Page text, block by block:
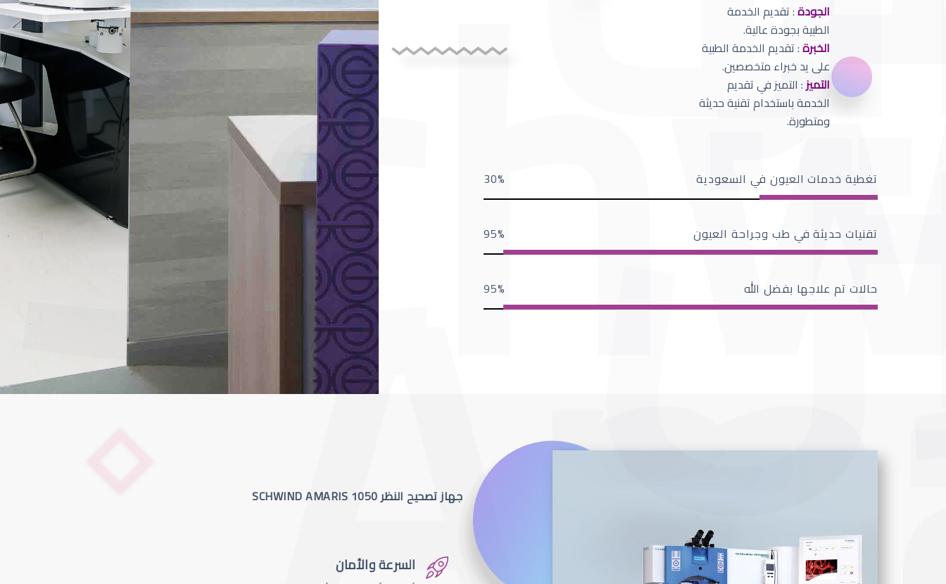
الجودة: تقديم الخدمة
الطبية بجودة عالية.
الخبرة: تقديم الخدمة الطبية
على يد خبراء متخصصين.
التميز: التميز في تقديم
الخدمة باستخدام تقنية حديثة
ومتطورة.
تغطية خدمات العيون في السعودية 30
تقنيات حديثة في طب وجراحة العيون 95
حالات تم علاجها بفضل الله 95
جهاز تصحيح النظر SCHWIND AMARIS 1050
السرعة والأمان